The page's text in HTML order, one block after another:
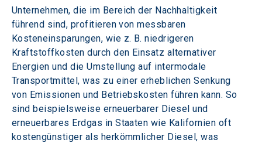
Unternehmen, die im Bereich der Nachhaltigkeit
führend sind, profitieren von messbaren
Kosteneinsparungen, wie z. B. niedrigeren
Kraftstoffkosten durch den Einsatz alternativer
Energien und die Umstellung auf intermodale
Transportmittel, was zu einer erheblichen Senkung
von Emissionen und Betriebskosten führen kann. So
sind beispielsweise erneuerbarer Diesel und
erneuerbares Erdgas in Staaten wie Kalifornien oft
kostengünstiger als herkömmlicher Diesel, was